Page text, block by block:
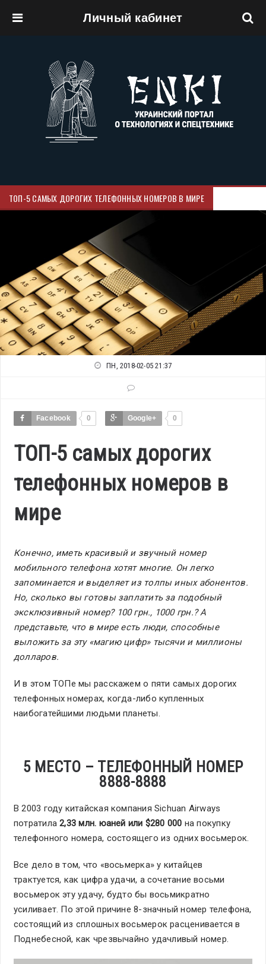
Личный кабинет
ТОП-5 САМЫХ ДОРОГИХ ТЕЛЕФОННЫХ НОМЕРОВ В МИРЕ
ПН, 2018-02-05 21:37
Facebook 0 Google+ 0
ТОП-5 самых дорогих
телефонных номеров в
мире
Конечно, иметь красивый и звучный номер
мобильного телефона хотят многие. Он легко
запоминается и выделяет из толпы иных абонентов.
Но, сколько вы готовы заплатить за подобный
эксклюзивный номер? 100 грн., 1000 грн.? А
представьте, что в мире есть люди, способные
выложить за эту «магию цифр» тысячи и миллионы
долларов.
И в этом ТОПе мы расскажем о пяти самых дорогих
телефонных номерах, когда-либо купленных
наибогатейшими людьми планеты.
5 МЕСТО – ТЕЛЕФОННЫЙ НОМЕР
8888-8888
В 2003 году китайская компания Sichuan Airways
потратила2,33 млн. юаней или $280 000 на покупку
телефонного номера, состоящего из одних восьмерок.
Все дело в том, что «восьмерка» у китайцев
трактуется, как цифра удачи, а сочетание восьми
восьмерок эту удачу, будто бы восьмикратно
усиливает. По этой причине 8-значный номер телефона,
состоящий из сплошных восьмерок расценивается в
Поднебесной, как чрезвычайно удачливый номер.